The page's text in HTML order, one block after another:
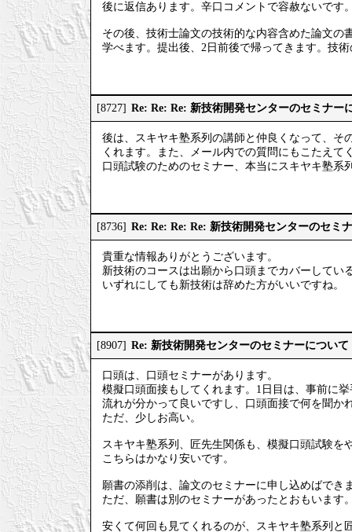
後に返信あります。辛口コメントで容赦ないです
その後、技術士論文の技術的な内容含めた論文の
学べます。提出後、2日前後で帰ってきます。技
[8727] Re: Re: Re: 新技術開発センターのセミナー
後は、スキヤキ塾系列の講師と仲良くなって、そ
くれます。また、メール内での質問にもこたえて
口頭試験のためのセミナー、本当にスキヤキ塾系
[8736] Re: Re: Re: Re: 新技術開発センターのセミ
貴重な情報ありがとうございます。
新技術のコースは出願から口頭までカバーしてい
いずれにしても新技術は辞めた方がいいですね。
[8907] Re: 新技術開発センターのセミナーについて
口頭は、口頭セミナーがあります。
模擬口頭面接もしてくれます。1日目は、事前に
流れが分かって良いですし、口頭面接で何を聞か
ただ、少しお高い。
スキヤキ塾系列、匠先生関係も、模擬口頭試験を
こちらはかなり安いです。
願書の添削は、論文のセミナーに申し込めばでき
ただ、願書は別のセミナーがあったとおもいま
安くて何回も見てくれるのが、スキヤキ塾系列と